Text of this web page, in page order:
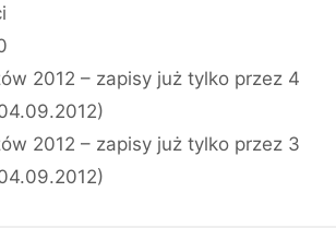
2012 – zapisy już tylko przez 4
2012 – zapisy już tylko przez 3